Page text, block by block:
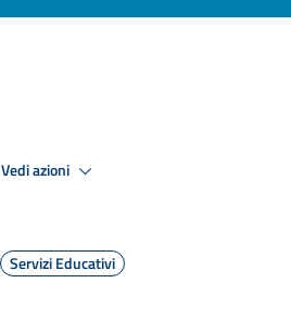
Vedi azioni
Servizi Educativi